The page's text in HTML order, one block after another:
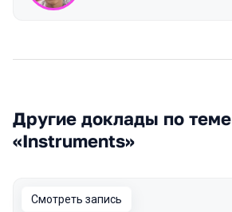
Другие доклады по теме
«Instruments»
Смотреть запись